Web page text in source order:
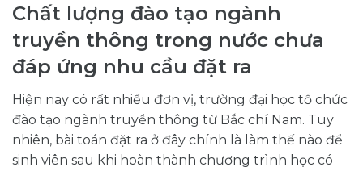
Chất lượng đào tạo ngành
truyền thông trong nước chưa
đáp ứng nhu cầu đặt ra
Hiện nay có rất nhiều đơn vị, trường đại học tổ chức
đào tạo ngành truyền thông từ Bắc chí Nam. Tuy
nhiên, bài toán đặt ra ở đây chính là làm thế nào để
sinh viên sau khi hoàn thành chương trình học có